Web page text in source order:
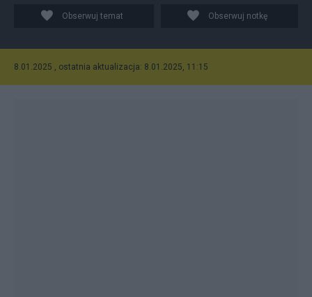
Obserwuj temat Obserwuj notkę
8.01.2025 , ostatnia aktualizacja: 8.01.2025, 11:15